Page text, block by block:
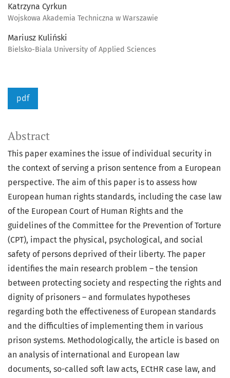
Katrzyna Cyrkun
Wojskowa Akademia Techniczna w Warszawie
Mariusz Kuliński
Bielsko-Biala University of Applied Sciences
pdf
Abstract
This paper examines the issue of individual security in
the context of serving a prison sentence from a European
perspective. The aim of this paper is to assess how
European human rights standards, including the case law
of the European Court of Human Rights and the
guidelines of the Committee for the Prevention of Torture
(CPT), impact the physical, psychological, and social
safety of persons deprived of their liberty. The paper
identifies the main research problem – the tension
between protecting society and respecting the rights and
dignity of prisoners – and formulates hypotheses
regarding both the effectiveness of European standards
and the difficulties of implementing them in various
prison systems. Methodologically, the article is based on
an analysis of international and European law
documents, so-called soft law acts, ECtHR case law, and